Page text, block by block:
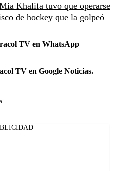
Khalifa tuvo que operarse
de hockey que la golpeó
TV en WhatsApp
TV en Google Noticias.